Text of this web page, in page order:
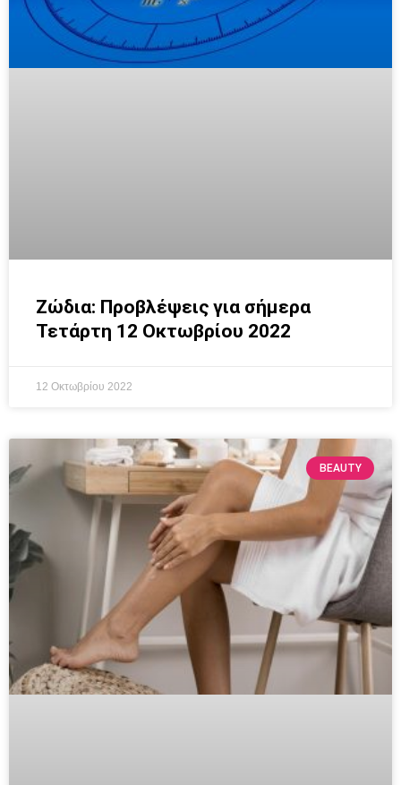
Ζώδια: Προβλέψεις για σήμερα
Τετάρτη 12 Οκτωβρίου 2022
12 Οκτωβρίου 2022
BEAUTY